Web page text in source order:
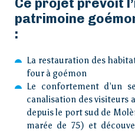
Actions de l’AIP
patrimoine
:
La restauration des
four à goémon
Le confortement d’un
canalisation des visiteurs
depuis le port sud de
marée de 75) et